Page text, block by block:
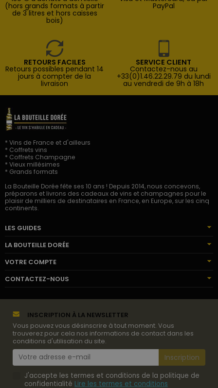
(hors grands formats à partir
de 3 litres et hors caisses
bois)
PayPal
RETOURS FACILES
Retours possibles pendant 14
jours à compter de la
livraison
SERVICE CLIENT
Contactez-nous au
+33(0)1.46.22.29.79 du lundi
au vendredi de 9h à 18h
* Vins de France et d'ailleurs
* Coffrets vins
* Coffrets Champagne
* Vieux millésimes
* Grands formats
La Bouteille Dorée fête ses 10 ans ! Depuis 2014, nous concevons,
préparons et livrons des cadeaux de vins et champagnes pour le
plaisir de milliers de destinataires en France, en Europe, sur les cinq
continents.
LES GUIDES
LA BOUTEILLE DORÉE
VOTRE COMPTE
CONTACTEZ-NOUS
INSCRIPTION À LA NEWSLETTER
Vous pouvez vous désinscrire à tout moment. Vous
trouverez pour cela nos informations de contact dans les
conditions d'utilisation du site.
J'accepte les termes et conditions de la politique de
confidentialité Lire les termes et conditions